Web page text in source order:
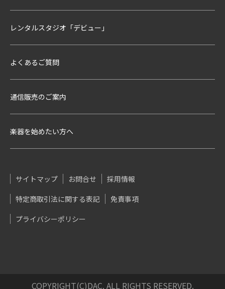
レンタルスタジオ「デビュー」
よくあるご質問
通信販売のご案内
楽器を始めたい方へ
サイトマップ お問合せ
採用情報
特定商取引法に関する表記
免責事項
プライバシーポリシー
COPYRIGHT(C)DAC. ALL RIGHTS RESERVED.